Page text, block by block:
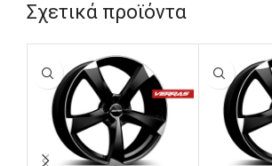
Σχετικά προϊόντα